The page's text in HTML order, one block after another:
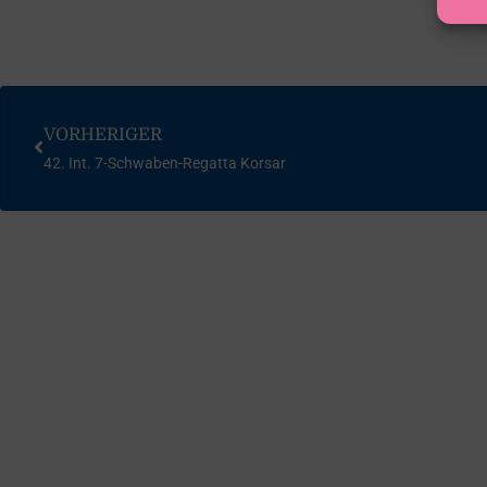
VORHERIGER
42. Int. 7-Schwaben-Regatta Korsar